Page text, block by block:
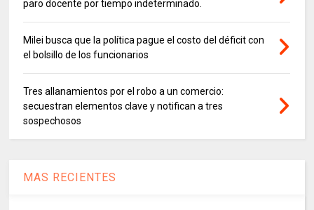
paro docente por tiempo indeterminado.
Milei busca que la política pague el costo del déficit con
el bolsillo de los funcionarios
Tres allanamientos por el robo a un comercio:
secuestran elementos clave y notifican a tres
sospechosos
MAS RECIENTES